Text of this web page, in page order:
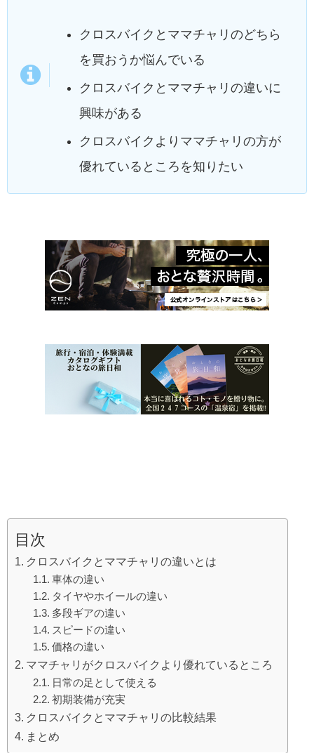
クロスバイクとママチャリのどちら
を買おうか悩んでいる
クロスバイクとママチャリの違いに
興味がある
クロスバイクよりママチャリの方が
優れているところを知りたい
目次
クロスバイクとママチャリの違いとは
車体の違い
タイヤやホイールの違い
多段ギアの違い
スピードの違い
価格の違い
ママチャリがクロスバイクより優れているところ
日常の足として使える
初期装備が充実
クロスバイクとママチャリの比較結果
まとめ